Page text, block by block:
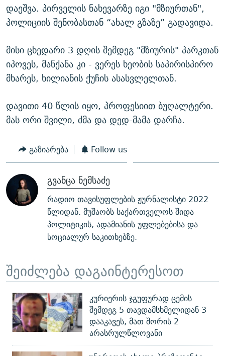
დაეშვა. პირველის ნახევარზე იგი "მზიურთან",
პოლიციის შენობასთან “ახალ გზაზე” გადავიდა.
მისი ცხედარი 3 დღის შემდეგ "მზიურის" პარკთან
იპოვეს, მანქანა კი - ვერეს ხეობის საპირისპირო
მხარეს, ხილიანის ქუჩის ასასვლელთან.
დავითი 40 წლის იყო, პროფესიით ბუღალტერი.
მას ორი შვილი, ძმა და დედ-მამა დარჩა.
გაზიარება Follow us
გვანცა ნემსაძე
რადიო თავისუფლების ჟურნალისტი 2022
წლიდან. მუშაობს საქართველოს შიდა
პოლიტიკის, ადამიანის უფლებებისა და
სოციალურ საკითხებზე.
შეიძლება დაგაინტერესოთ
კურიერის ჯგუფურად ცემის
შემდეგ 5 თავდამსხმელიდან 3
დააკავეს, მათ შორის 2
არასრულწლოვანი